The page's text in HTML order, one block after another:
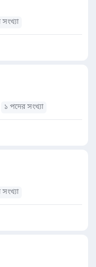
১ পদের সংখ্যা